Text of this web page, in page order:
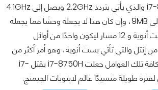
تأتي للوحش i7-8750H والذي يأتي بتردد 2.2GHz ويصل إلى 4.1GHz
مع كاش أعلى يصل إلى 9MB، وإن كان هذا لا يجعله وحشًا فما يجعله
كذلك هو أنه يأتي بست أنوية و 12 مسار ليكون واحدًا من أوائل
معالجات الـLaptop من إنتل والتي تأتي بست أنوية، وهو أمر أكثر من
رائع لو تعلم حيث أن كافة تلك العوامل جعلت i7-8750H يقتل i7-